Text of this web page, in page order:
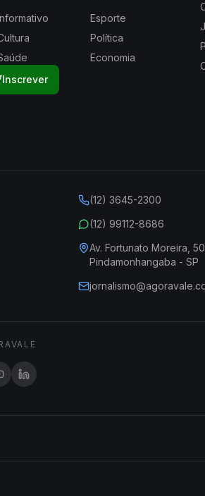
Inscrever
Esporte
Política
Economia
(12) 3645-2300
(12) 99112-8686
Av. Fortunato Moreira,
Pindamonhangaba - SP